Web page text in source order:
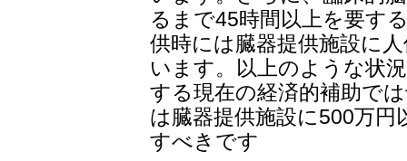
るまで45時間以上を要す
供時には臓器提供施設に
います。以上のような状
する現在の経済的補助で
は臓器提供施設に500万
すべきです